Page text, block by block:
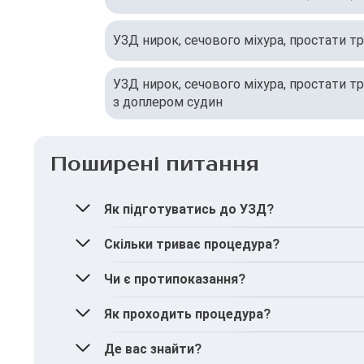
УЗД нирок, сечового міхура, простати
УЗД нирок, сечового міхура, простати
з доплером судин
Поширені питання
Як підготуватись до УЗД?
Обстеження проводиться трансректально,
за 1–2 дні варто виключити продукти,
за 1–2 години до процедури необхідно
перед процедурою спорожнити сечовий
Скільки триває процедура?
Приблизно 10–15 хвилин.
Чи є протипоказання?
Загалом немає.
Проте процедура може бути тимчасово
Як проходить процедура?
Пацієнт лежить на боці або спині, лікар
Де вас знайти?